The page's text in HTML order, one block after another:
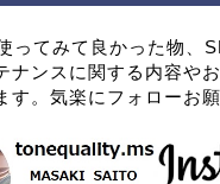
ってみて良かった物、
ナンスに関する内容や
す。気楽にフォローお願